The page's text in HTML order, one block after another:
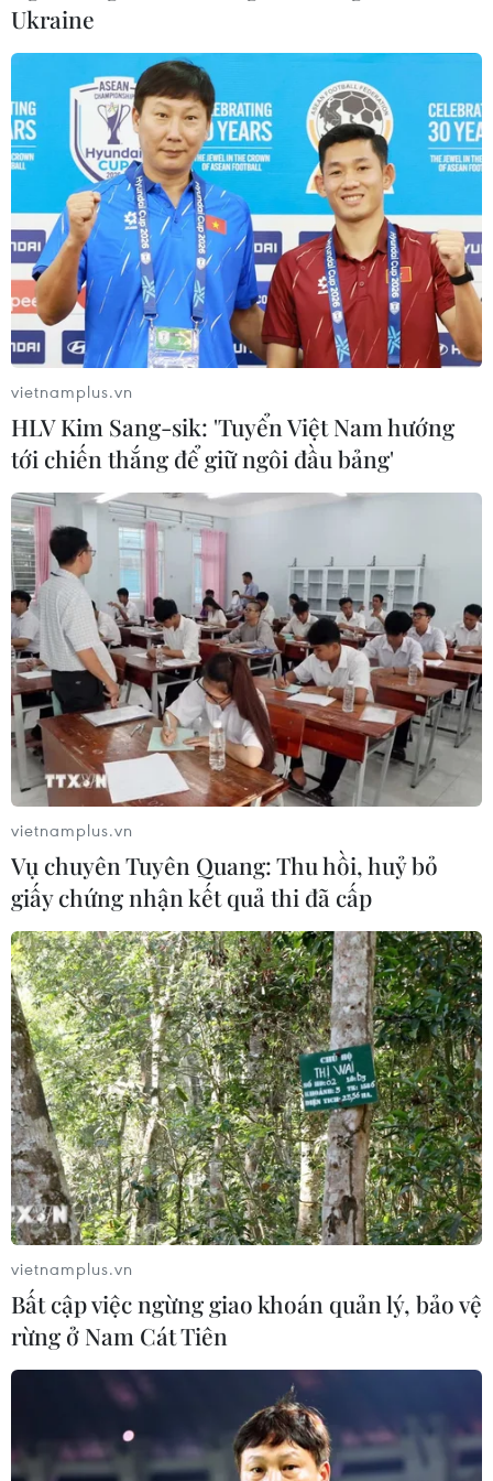
#Xóa nhà tạm #Nhà dột nát
#Người cố công
#Thủ tướng Phạm Minh Chính
#Thân nhân liệt sỹ
XÓA NHÀ TẠM, NHÀ DỘT NÁT
Mái ấm mới cho con của người có công, bị
nhiễm chất độc hóa học ở Đà Nẵng
Cà Mau: Hoàn thành trên 1.000 căn nhà cho
người khó khăn trước Quốc khánh
Khẩn trương xóa nhà tạm cho con đẻ người
hoạt động kháng chiến nhiễm chất độc hóa học
Mái ấm mới cho các gia đình có người bị nhiễm
chất độc hóa học ở Lào Cai
Quảng Ngãi: Hoàn thành xóa nhà tạm cho con
đẻ người hoạt động kháng chiến trước 20/7
TIN LIÊN QUAN
Ukraine
vietnamplus.vn
HLV Kim Sang-sik: 'Tuyển Việt Nam hướng
tới chiến thắng để giữ ngôi đầu bảng'
vietnamplus.vn
Vụ chuyên Tuyên Quang: Thu hồi, huỷ bỏ
giấy chứng nhận kết quả thi đã cấp
vietnamplus.vn
Bất cập việc ngừng giao khoán quản lý, bảo vệ
rừng ở Nam Cát Tiên